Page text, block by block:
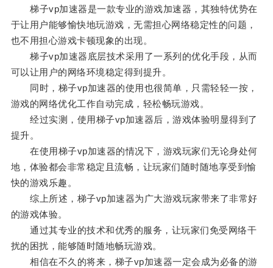
梯子vp加速器是一款专业的游戏加速器，其独特优势在
于让用户能够愉快地玩游戏，无需担心网络稳定性的问题，
也不用担心游戏卡顿现象的出现。
梯子vp加速器底层技术采用了一系列的优化手段，从而
可以让用户的网络环境稳定得到提升。
同时，梯子vp加速器的使用也很简单，只需轻轻一按，
游戏的网络优化工作自动完成，轻松畅玩游戏。
经过实测，使用梯子vp加速器后，游戏体验明显得到了
提升。
在使用梯子vp加速器的情况下，游戏玩家们无论身处何
地，体验都会非常稳定且流畅，让玩家们随时随地享受到愉
快的游戏乐趣。
综上所述，梯子vp加速器为广大游戏玩家带来了非常好
的游戏体验。
通过其专业的技术和优秀的服务，让玩家们免受网络干
扰的困扰，能够随时随地畅玩游戏。
相信在不久的将来，梯子vp加速器一定会成为必备的游